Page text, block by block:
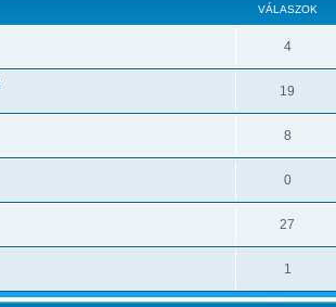
VÁLASZOK
4
19
8
0
27
1